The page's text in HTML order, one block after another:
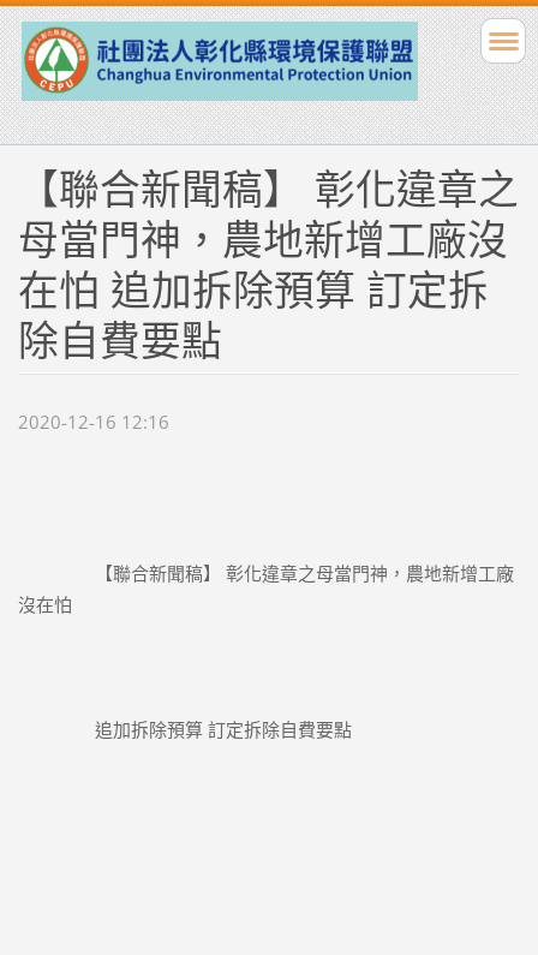
【聯合新聞稿】 彰化違章之
母當門神，農地新增工廠沒
在怕 追加拆除預算 訂定拆
除自費要點
2020-12-16 12:16
沒在怕
		追加拆除預算 訂定拆除自費要點